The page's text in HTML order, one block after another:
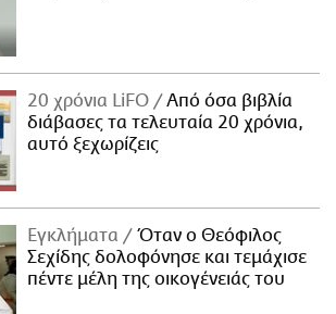
20 χρόνια LiFO
Από όσα βιβλία
διάβασες τα τελευταία 20 χρόνια,
αυτό ξεχωρίζεις
Εγκλήματα
Όταν ο Θεόφιλος
Σεχίδης δολοφόνησε και τεμάχισε
πέντε μέλη της οικογένειάς του